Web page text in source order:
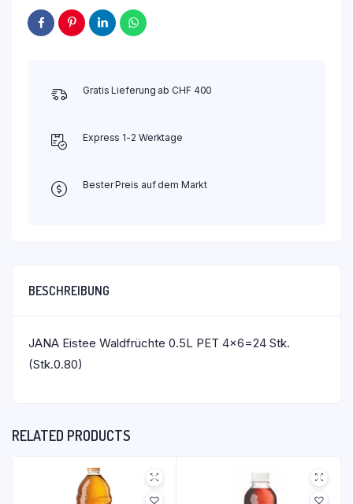
Gratis Lieferung ab CHF 400
Express 1-2 Werktage
Bester Preis auf dem Markt
BESCHREIBUNG
JANA Eistee Waldfrüchte 0.5L PET 4×6=24 Stk.
(Stk.0.80)
RELATED PRODUCTS